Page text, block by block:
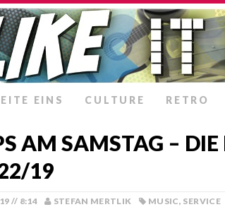
EINS CULTURE RETRO
AM SAMSTAG –
19
// 8:14 STEFAN MERTLIK MUSIC, SERVICE